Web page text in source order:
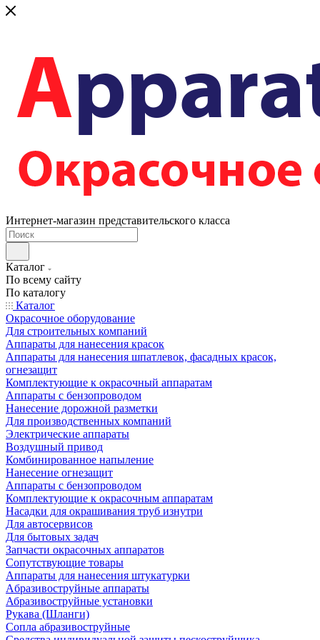
Интернет-магазин представительского класса
Каталог
По всему сайту
По каталогу
Каталог
Окрасочное оборудование
Для строительных компаний
Аппараты для нанесения красок
Аппараты для нанесения шпатлевок, фасадных красок,
огнезащит
Комплектующие к окрасочный аппаратам
Аппараты с бензопроводом
Нанесение дорожной разметки
Для производственных компаний
Электрические аппараты
Воздушный привод
Комбинированное напыление
Нанесение огнезащит
Аппараты с бензопроводом
Комплектующие к окрасочным аппаратам
Насадки для окрашивания труб изнутри
Для автосервисов
Для бытовых задач
Запчасти окрасочных аппаратов
Сопутствующие товары
Аппараты для нанесения штукатурки
Aбразивоструйные аппараты
Абразивоструйные установки
Рукава (Шланги)
Сопла абразивоструйные